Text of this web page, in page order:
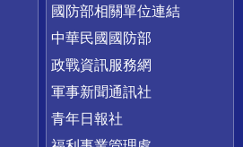
國防部相關單位連結
中華民國國防部
政戰資訊服務網
軍事新聞通訊社
青年日報社